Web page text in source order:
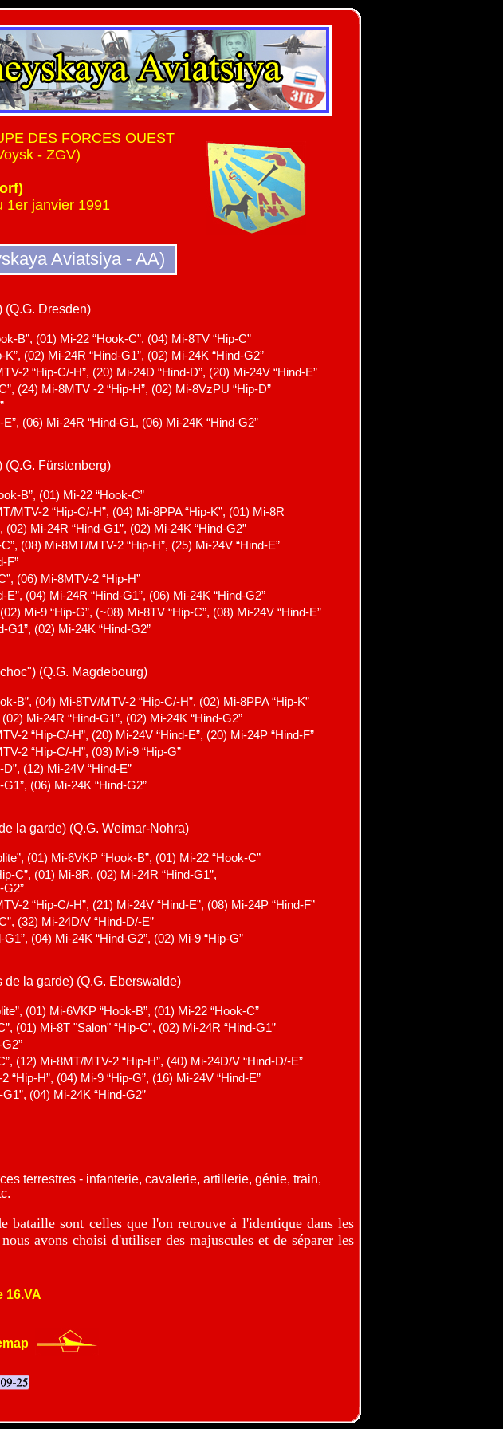
DES FORCES OUEST
- ZGV)
1er janvier 1991
Aviatsiya - AA)
(Q.G. Dresden)
B”, (01) Mi-22 “Hook-C”, (04) Mi-8TV “Hip-C”
K”, (02) Mi-24R “Hind-G1”, (02) Mi-24K “Hind-G2”
2 “Hip-C/-H”, (20) Mi-24D “Hind-D”, (20) Mi-24V “Hind-E”
(24) Mi-8MTV -2 “Hip-H”, (02) Mi-8VzPU “Hip-D”
(06) Mi-24R “Hind-G1, (06) Mi-24K “Hind-G2”
Fürstenberg)
B”, (01) Mi-22 “Hook-C”
MTV-2 “Hip-C/-H”, (04) Mi-8PPA “Hip-K”, (01) Mi-8R
(02) Mi-24R “Hind-G1”, (02) Mi-24K “Hind-G2”
(08) Mi-8MT/MTV-2 “Hip-H”, (25) Mi-24V “Hind-E”
F”
(06) Mi-8MTV-2 “Hip-H”
E”, (04) Mi-24R “Hind-G1”, (06) Mi-24K “Hind-G2”
Mi-9 “Hip-G”, (~08) Mi-8TV “Hip-C”, (08) Mi-24V “Hind-E”
G1”, (02) Mi-24K “Hind-G2”
(Q.G. Magdebourg)
B”, (04) Mi-8TV/MTV-2 “Hip-C/-H”, (02) Mi-8PPA “Hip-K”
Mi-24R “Hind-G1”, (02) Mi-24K “Hind-G2”
2 “Hip-C/-H”, (20) Mi-24V “Hind-E”, (20) Mi-24P “Hind-F”
2 “Hip-C/-H”, (03) Mi-9 “Hip-G”
(12) Mi-24V “Hind-E”
(06) Mi-24K “Hind-G2”
la garde) (Q.G. Weimar-Nohra)
(01) Mi-6VKP “Hook-B”, (01) Mi-22 “Hook-C”
C”, (01) Mi-8R, (02) Mi-24R “Hind-G1”,
G2”
2 “Hip-C/-H”, (21) Mi-24V “Hind-E”, (08) Mi-24P “Hind-F”
(32) Mi-24D/V “Hind-D/-E”
(04) Mi-24K “Hind-G2”, (02) Mi-9 “Hip-G”
la garde) (Q.G. Eberswalde)
(01) Mi-6VKP “Hook-B”, (01) Mi-22 “Hook-C”
(01) Mi-8T "Salon" “Hip-C”, (02) Mi-24R “Hind-G1”
(12) Mi-8MT/MTV-2 “Hip-H”, (40) Mi-24D/V “Hind-D/-E”
“Hip-H”, (04) Mi-9 “Hip-G”, (16) Mi-24V “Hind-E”
(04) Mi-24K “Hind-G2”
terrestres - infanterie, cavalerie, artillerie, génie, train,
bataille sont celles que l'on retrouve à l'identique dans les
avons choisi d'utiliser des majuscules et de séparer les
16.VA